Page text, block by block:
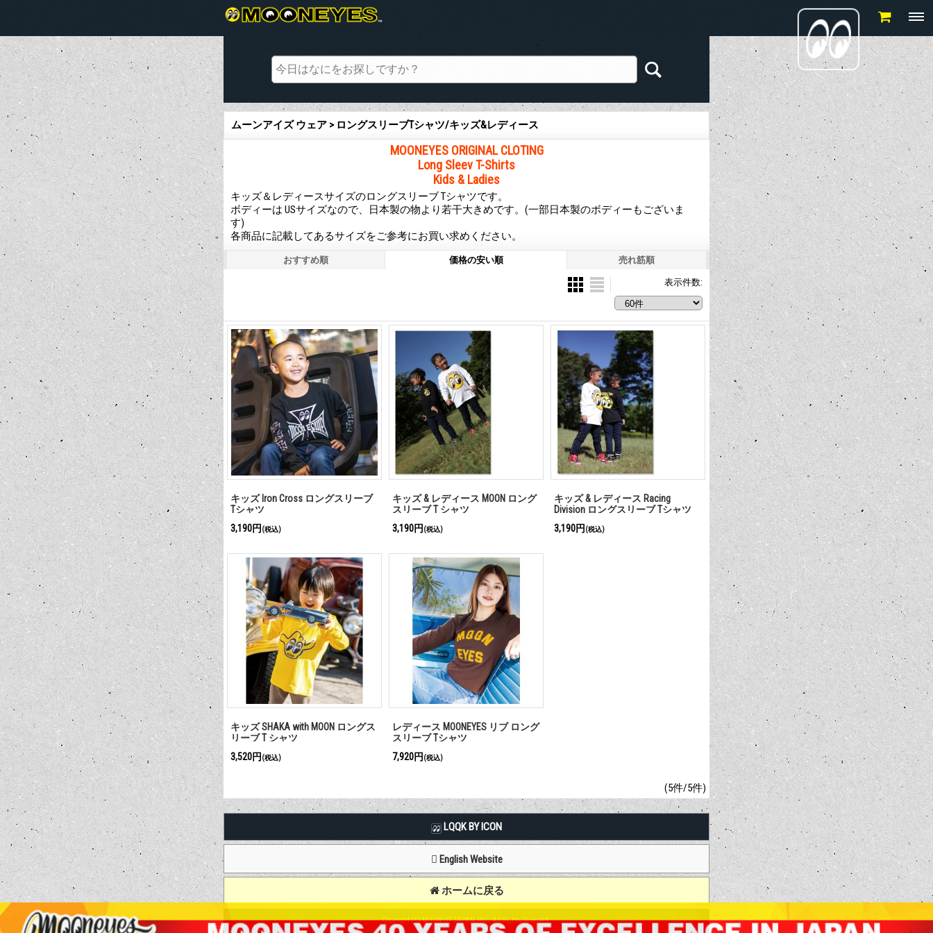
ムーンアイズ ウェア > ロングスリーブTシャツ/キッズ&レディース
MOONEYES ORIGINAL CLOTING
Long Sleev T-Shirts
Kids & Ladies
キッズ＆レディースサイズのロングスリーブ Tシャツです。
ボディーは USサイズなので、日本製の物より若干大きめです。(一部日本製のボディーもございま
す)
各商品に記載してあるサイズをご参考にお買い求めください。
おすすめ順 価格の安い順 売れ筋順
表示件数:
キッズ Iron Cross ロングスリーブ
Tシャツ
3,190円 (税込)
キッズ & レディース MOON ロング
スリーブ T シャツ
3,190円 (税込)
キッズ & レディース Racing
Division ロングスリーブ Tシャツ
3,190円 (税込)
キッズ SHAKA with MOON ロングス
リーブ T シャツ
3,520円 (税込)
レディース MOONEYES リブ ロング
スリーブ Tシャツ
7,920円 (税込)
(5件/5件)
LQQK BY ICON
English Website
ホームに戻る
Copyright (C) MOON OF JAPAN, INC. All Rights Reserved.